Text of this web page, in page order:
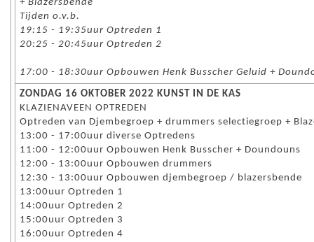
+ Blazersbende
Tijden o.v.b.
19:15 - 19:35uur Optreden 1
20:25 - 20:45uur Optreden 2
17:00 - 18:30uur Opbouwen Henk Busscher Geluid +
ZONDAG 16 OKTOBER 2022 KUNST IN DE KAS
KLAZIENAVEEN OPTREDEN
Optreden van Djembegroep + drummers selectiegroep +
13:00 - 17:00uur diverse Optredens
11:00 - 12:00uur Opbouwen Henk Busscher + Doundouns
12:00 - 13:00uur Opbouwen drummers
12:30 - 13:00uur Opbouwen djembegroep / blazersbende
13:00uur Optreden 1
14:00uur Optreden 2
15:00uur Optreden 3
16:00uur Optreden 4